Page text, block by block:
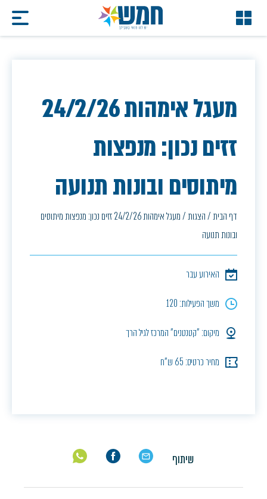
מעגל אימהות 24/2/26
זזים נכון: מנפצות
מיתוסים ובונות תנועה
דף הבית/הצגות/
מעגל אימהות 24/2/26 זזים נכון: מנפצות מיתוסים
ובונות תנועה
האירוע עבר
משך הפעילות: 120
מיקום: "קטנטנים" המרכז לגיל הרך
מחיר כרטיס: 65 ש"ח
שיתוף